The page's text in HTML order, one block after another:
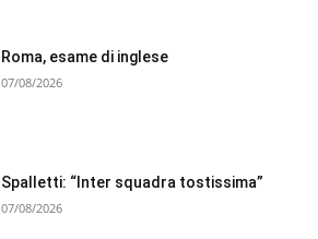
Roma, esame di inglese
07/08/2026
Spalletti: “Inter squadra tostissima”
07/08/2026